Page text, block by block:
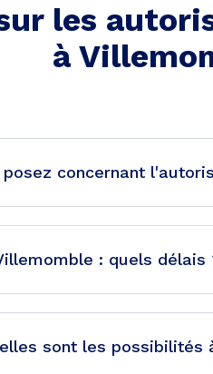
les
à
concernant
: quels délais
sont les possibilités